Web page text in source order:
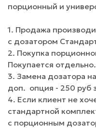
порционный и
1. Продажа
с дозатором
2. Покупка
Покупается
3. Замена дозатора
доп. опция - 250
4. Если клиент не
стандартной
с порционным